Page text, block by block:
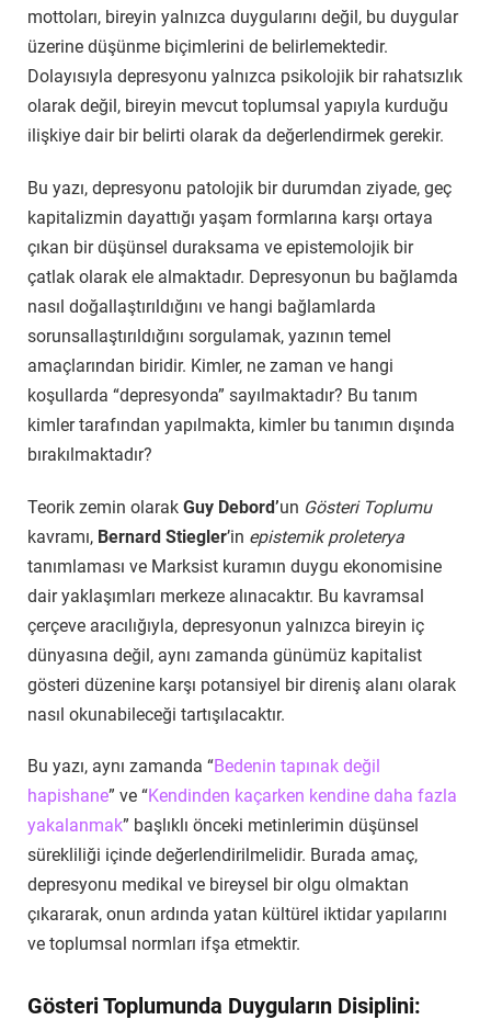
mottoları, bireyin yalnızca duygularını değil, bu duygular
üzerine düşünme biçimlerini de belirlemektedir.
Dolayısıyla depresyonu yalnızca psikolojik bir rahatsızlık
olarak değil, bireyin mevcut toplumsal yapıyla kurduğu
ilişkiye dair bir belirti olarak da değerlendirmek gerekir.
Bu yazı, depresyonu patolojik bir durumdan ziyade, geç
kapitalizmin dayattığı yaşam formlarına karşı ortaya
çıkan bir düşünsel duraksama ve epistemolojik bir
çatlak olarak ele almaktadır. Depresyonun bu bağlamda
nasıl doğallaştırıldığını ve hangi bağlamlarda
sorunsallaştırıldığını sorgulamak, yazının temel
amaçlarından biridir. Kimler, ne zaman ve hangi
koşullarda “depresyonda” sayılmaktadır? Bu tanım
kimler tarafından yapılmakta, kimler bu tanımın dışında
bırakılmaktadır?
Teorik zemin olarak Guy Debord’un Gösteri Toplumu
kavramı, Bernard Stiegler’in epistemik proleterya
tanımlaması ve Marksist kuramın duygu ekonomisine
dair yaklaşımları merkeze alınacaktır. Bu kavramsal
çerçeve aracılığıyla, depresyonun yalnızca bireyin iç
dünyasına değil, aynı zamanda günümüz kapitalist
gösteri düzenine karşı potansiyel bir direniş alanı olarak
nasıl okunabileceği tartışılacaktır.
Bu yazı, aynı zamanda “Bedenin tapınak değil
hapishane” ve “Kendinden kaçarken kendine daha fazla
yakalanmak” başlıklı önceki metinlerimin düşünsel
sürekliliği içinde değerlendirilmelidir. Burada amaç,
depresyonu medikal ve bireysel bir olgu olmaktan
çıkararak, onun ardında yatan kültürel iktidar yapılarını
ve toplumsal normları ifşa etmektir.
Gösteri Toplumunda Duyguların Disiplini: